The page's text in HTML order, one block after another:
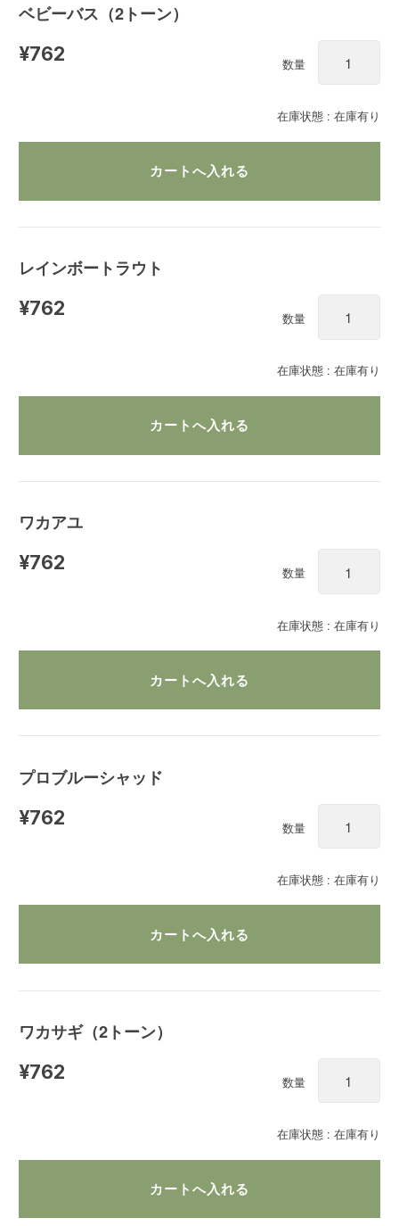
ベビーバス（2トーン）
在庫状態 : 在庫有り
¥762 数量
レインボートラウト
在庫状態 : 在庫有り
¥762 数量
ワカアユ
在庫状態 : 在庫有り
¥762 数量
プロブルーシャッド
在庫状態 : 在庫有り
¥762 数量
ワカサギ（2トーン）
在庫状態 : 在庫有り
¥762 数量